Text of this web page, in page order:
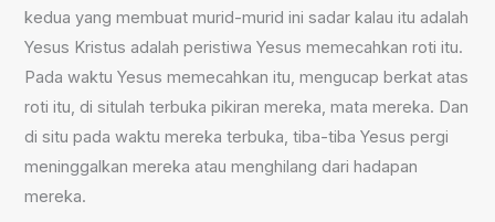
kedua yang membuat murid-murid ini sadar kalau itu adalah
Yesus Kristus adalah peristiwa Yesus memecahkan roti itu.
Pada waktu Yesus memecahkan itu, mengucap berkat atas
roti itu, di situlah terbuka pikiran mereka, mata mereka. Dan
di situ pada waktu mereka terbuka, tiba-tiba Yesus pergi
meninggalkan mereka atau menghilang dari hadapan
mereka.